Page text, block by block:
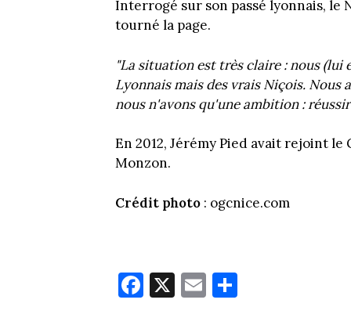
Interrogé sur son passé lyonnais, le
tourné la page.
"La situation est très claire : nous (lui
Lyonnais mais des vrais Niçois.
nous n'avons qu'une ambition :
En 2012, Jérémy Pied avait rejoint le
Monzon.
Crédit photo : ogcnice.com
Fa
ce
X E
m